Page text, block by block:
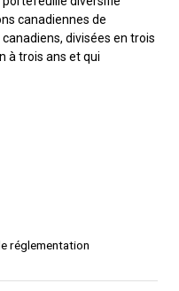
canadiennes de
divisées en trois
à trois ans et qui
réglementation